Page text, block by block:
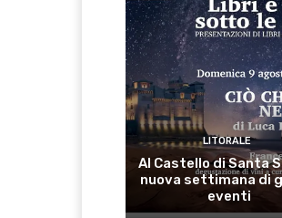
LITORALE
Al Castello di Santa
nuova settimana di
eventi